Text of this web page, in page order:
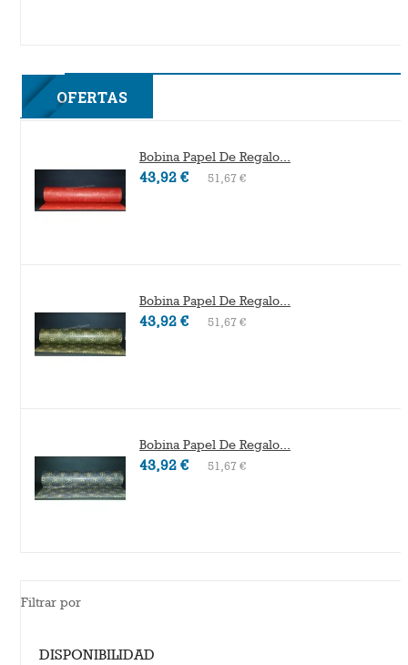
2F
OFERTAS
Bobina Papel De Regalo...
43,92 € 51,67 €
Bobina Papel De Regalo...
43,92 € 51,67 €
Bobina Papel De Regalo...
43,92 € 51,67 €
Filtrar por
DISPONIBILIDAD